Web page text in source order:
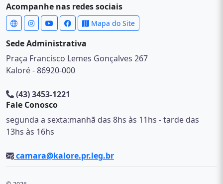
Acompanhe nas redes sociais
Mapa do Site
Sede Administrativa
Praça Francisco Lemes Gonçalves 267
Kaloré - 86920-000
(43) 3453-1221
Fale Conosco
segunda a sexta:manhã das 8hs às 11hs - tarde das
13hs às 16hs
camara@kalore.pr.leg.br